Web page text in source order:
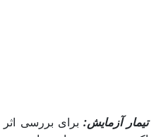
تیمار آزمایش: برای بررسی